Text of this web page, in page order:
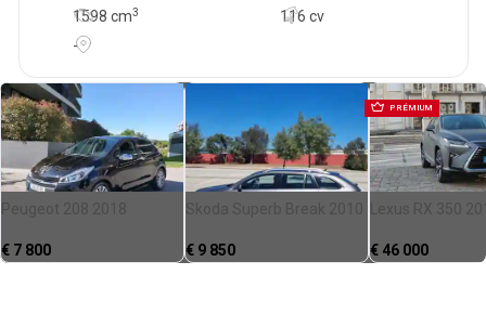
116 cv
1598 cm3
-
Peugeot 208 2018
€ 7 800
Skoda Superb Break 2010
€ 9 850
PRÉMIUM
Lexus RX 350
€ 46 000